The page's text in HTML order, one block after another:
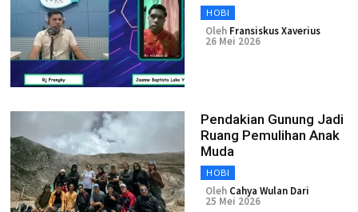
HOBI
Oleh Fransiskus Xaverius
26 Mei 2026
Pendakian Gunung Jadi
Ruang Pemulihan Anak
Muda
HOBI
Oleh Cahya Wulan Dari
25 Mei 2026